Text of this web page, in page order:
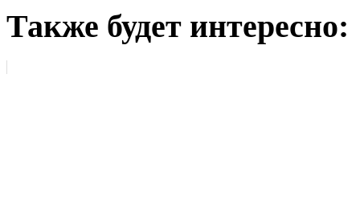
Также будет интересно: